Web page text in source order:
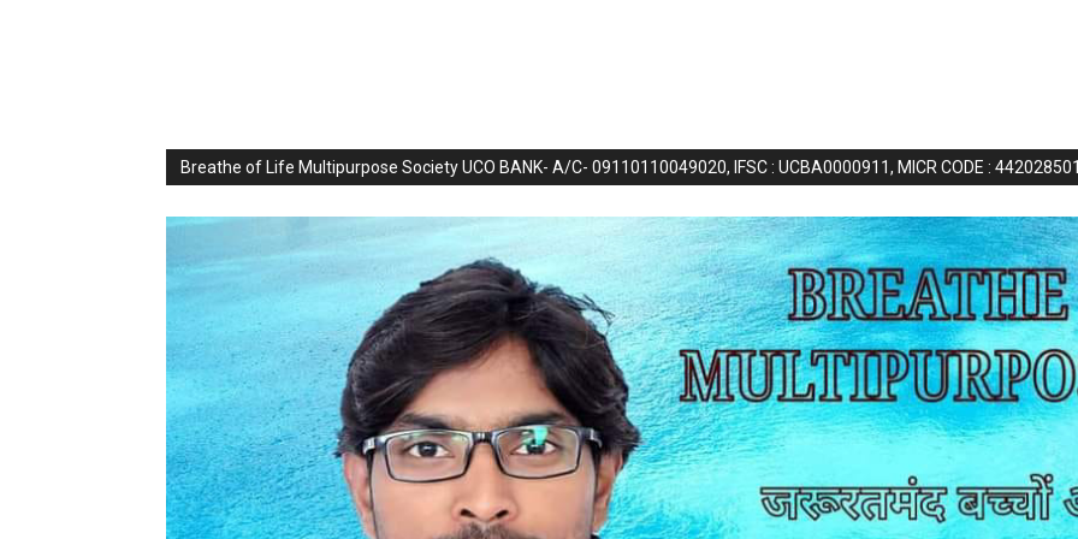
Breathe of Life Multipurpose Society UCO BANK- A/C- 09110110049020, IFSC : UCBA0000911, MICR CODE :